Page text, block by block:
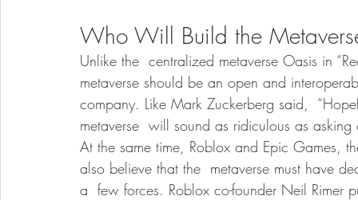
Who Will Build the
Unlike the  centralized metaverse Oasis in
metaverse should be an open and
company. Like Mark Zuckerberg said,
metaverse  will sound as ridiculous as
At the same time, Roblox and Epic Games,
also believe that the  metaverse must have
a  few forces. Roblox co-founder Neil Rimer